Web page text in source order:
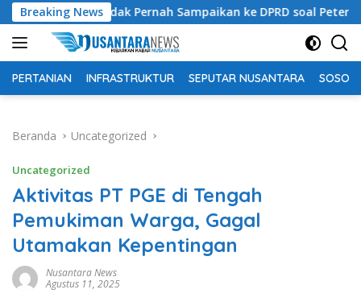
Langsung
ke
konten
Breaking News
Pernah Sampaikan ke DPRD soal Peternakan Sapi
PERTANIAN INFRASTRUKTUR SEPUTAR NUSANTARA SOSOK
Beranda Uncategorized
Uncategorized
Aktivitas PT PGE di Tengah
Pemukiman Warga, Gagal
Utamakan Kepentingan
Nusantara News
Agustus 11, 2025